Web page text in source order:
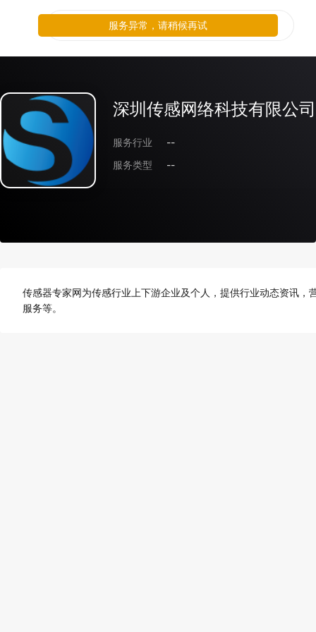
深圳传感网络科技有限公司
服务行业
--
服务类型
--
传感器专家网为传感行业上下游企业及个人，提供行业动态资讯
服务等。
服务异常，请稍候再试